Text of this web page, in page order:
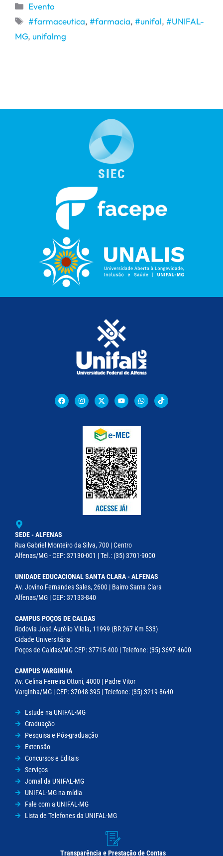
Evento
#farmaceutica,#farmacia,#unifal,#UNIFAL-
MG, unifalmg
SIEC
SEDE - ALFENAS
Rua Gabriel Monteiro da Silva, 700 | Centro
Alfenas/MG - CEP: 37130-001 | Tel.: (35) 3701-9000
UNIDADE EDUCACIONAL SANTA CLARA - ALFENAS
Av. Jovino Fernandes Sales, 2600 | Bairro Santa Clara
Alfenas/MG | CEP: 37133-840
CAMPUS POÇOS DE CALDAS
Rodovia José Aurélio Vilela, 11999 (BR 267 Km 533)
Cidade Universitária
Poços de Caldas/MG CEP: 37715-400 | Telefone: (35) 3697-4600
CAMPUS VARGINHA
Av. Celina Ferreira Ottoni, 4000 | Padre Vitor
Varginha/MG | CEP: 37048-395 | Telefone: (35) 3219-8640
Estude na UNIFAL-MG
Graduação
Pesquisa e Pós-graduação
Extensão
Concursos e Editais
Serviços
Jornal da UNIFAL-MG
UNIFAL-MG na mídia
Fale com a UNIFAL-MG
Lista de Telefones da UNIFAL-MG
Transparência e Prestação de Contas